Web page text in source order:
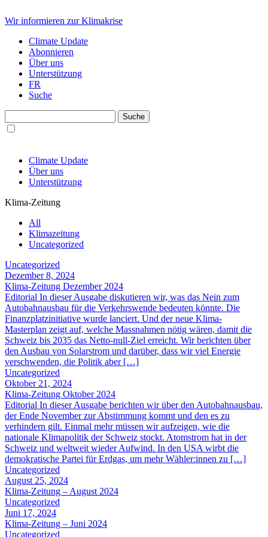
Wir informieren zur Klimakrise
Climate Update
Abonnieren
Über uns
Unterstützung
FR
Suche
Climate Update
Über uns
Unterstützung
Klima-Zeitung
All
Klimazeitung
Uncategorized
Uncategorized
Dezember 8, 2024
Klima-Zeitung Dezember 2024
Editorial In dieser Ausgabe diskutieren wir, was das Nein zum
Autobahnausbau für die Verkehrswende bedeuten könnte. Die
Finanzplatzinitiative wurde lanciert. Und der neue Klima-
Masterplan zeigt auf, welche Massnahmen nötig wären, damit die
Schweiz bis 2035 das Netto-null-Ziel erreicht. Wir berichten über
den Ausbau von Solarstrom und darüber, dass wir viel Energie
verschwenden, die Politik aber […]
Uncategorized
Oktober 21, 2024
Klima-Zeitung Oktober 2024
Editorial In dieser Ausgabe berichten wir über den Autobahnausbau,
der Ende November zur Abstimmung kommt und den es zu
verhindern gilt. Einmal mehr müssen wir aufzeigen, wie die
nationale Klimapolitik der Schweiz stockt. Atomstrom hat in der
Schweiz und weltweit wieder Aufwind. In den USA wirbt die
demokratische Partei für Erdgas, um mehr Wähler:innen zu […]
Uncategorized
August 25, 2024
Klima-Zeitung – August 2024
Uncategorized
Juni 17, 2024
Klima-Zeitung – Juni 2024
Uncategorized